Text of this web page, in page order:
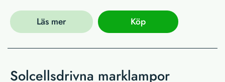
Läs mer Köp
Solcellsdrivna marklampor